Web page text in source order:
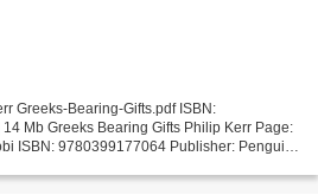
Greeks-Bearing-Gifts.pdf ISBN:
Mb Greeks Bearing Gifts Philip Kerr Page:
ISBN: 9780399177064 Publisher: Penguin